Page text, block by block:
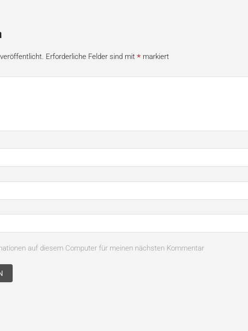
Erforderliche Felder sind mit* markiert
auf diesem Computer für meinen nächsten Kommentar